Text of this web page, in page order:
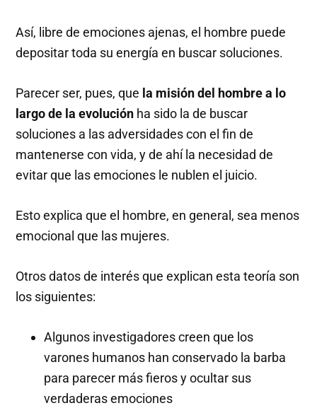
Así, libre de emociones ajenas, el hombre puede
depositar toda su energía en buscar soluciones.
Parecer ser, pues, que la misión del hombre a lo
largo de la evolución ha sido la de buscar
soluciones a las adversidades con el fin de
mantenerse con vida, y de ahí la necesidad de
evitar que las emociones le nublen el juicio.
Esto explica que el hombre, en general, sea menos
emocional que las mujeres.
Otros datos de interés que explican esta teoría son
los siguientes:
Algunos investigadores creen que los
varones humanos han conservado la barba
para parecer más fieros y ocultar sus
verdaderas emociones